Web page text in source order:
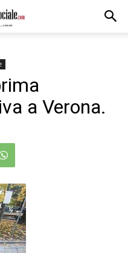
a Verona.